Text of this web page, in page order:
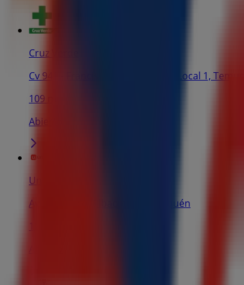
Cruz Verde
Cv 941 - Francisco Bilbao N° 496, Local 1, Temuco
109 m
Abierto
Unimarc
Av. Francisco Bilbao 476, Pitrufquén